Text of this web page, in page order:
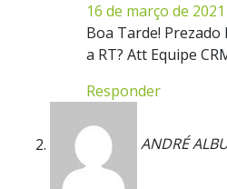
16 de março de
Boa Tarde!
a RT? Att Equipe
Responder
ANDRÉ